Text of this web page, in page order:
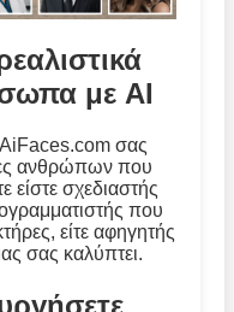
με AI
σας
ανθρώπων που
είστε σχεδιαστής
που
είτε αφηγητής
σας καλύπτει.